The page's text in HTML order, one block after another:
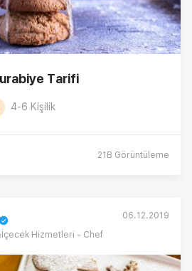
Tarifi
4-6 Kişilik
21B Görüntüleme
Hizmetleri - Chef
06.12.2019